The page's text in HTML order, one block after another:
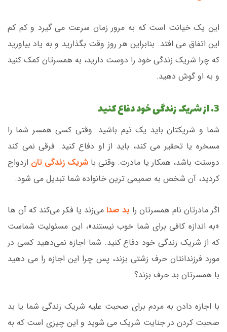
این یک خیانت است که به مرور زمان سرعت می گیرد و کم کم
این اتفاق می افتد. بنابراین هر روز وقت بگذارید و به یاد بیاورید
که چرا شریک زندگی خود را دوست دارید، به همسرتان کمک کنید
و به او گوش دهید.
3. از شریک زندگی خود دفاع کنید
شما و شریکتان باید یک تیم باشید. وقتی کسی همسر شما را
مسخره یا تحقیر می کند، باید از او دفاع کنید. فرقی نمی کند
دوستت باشد، همکار یا مادرت. وقتی با شریک زندگی تان ازدواج
کردید، آن شخص به صمیمی ترین خانواده شما تبدیل می شود.
اگر مادرتان نام همسرتان را بد صدا می‌زند یا فکر می‌کند که آن ها
«به اندازه کافی برای شما خوب نیستند»، این مسئولیت شماست
که از شریک زندگی خود دفاع کنید. شما اجازه نمی‌دهید کسی در
مورد فرزندانتان حرف زشتی بزند، پس چرا این اجازه را می دهید
با همسرتان بد حرف بزند؟
با اجازه دادن به مردم برای صحبت علیه شریک زندگی شما یا بد
صحبت کردن در جنایت شریک می شوید و این چیزی است که به